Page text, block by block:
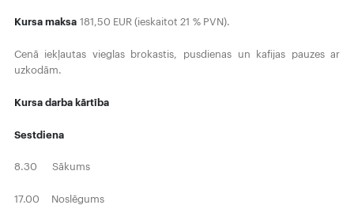
Kursa maksa181,50 EUR (ieskaitot 21 % PVN).
Cenā iekļautas vieglas brokastis, pusdienas un kafijas pauzes ar
uzkodām.
Kursa darba kārtība
Sestdiena
8.30 Sākums
17.00 Noslēgums